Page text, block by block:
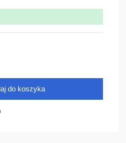
do koszyka